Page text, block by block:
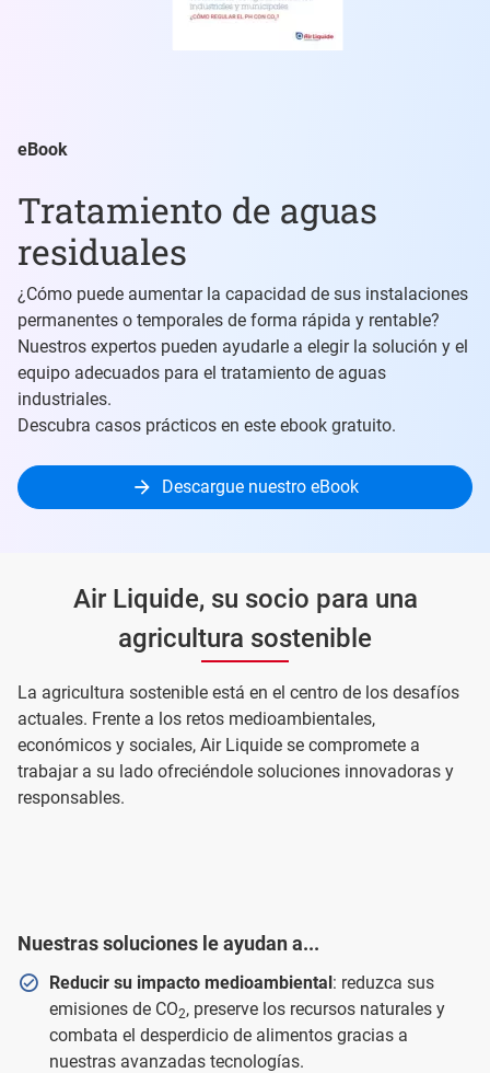
eBook
Tratamiento de aguas
residuales
¿Cómo puede aumentar la capacidad de sus instalaciones
permanentes o temporales de forma rápida y rentable?
Nuestros expertos pueden ayudarle a elegir la solución y el
equipo adecuados para el tratamiento de aguas
industriales.
Descubra casos prácticos en este ebook gratuito.
Descargue nuestro eBook
Air Liquide, su socio para una
agricultura sostenible
La agricultura sostenible está en el centro de los desafíos
actuales. Frente a los retos medioambientales,
económicos y sociales, Air Liquide se compromete a
trabajar a su lado ofreciéndole soluciones innovadoras y
responsables.
Nuestras soluciones le ayudan a...
Reducir su impacto medioambiental: reduzca sus
emisiones de CO2, preserve los recursos naturales y
combata el desperdicio de alimentos gracias a
nuestras avanzadas tecnologías.